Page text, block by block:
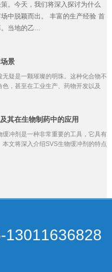
。今天，我们将深入探讨为什么
中脱颖而出。 丰富的生产经验 首
当地的乙...
景
疑是一颗璀璨的明珠。这种化合物不
，甚至在工业生产、药物开发以及
其在生物制药中的应用
冲剂是一种非常重要的工具，它具有
文将深入介绍SVS生物缓冲剂的特点
13011636828